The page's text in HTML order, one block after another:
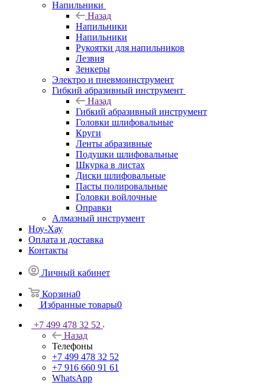
Напильники
Назад
Напильники
Напильники
Рукоятки для напильников
Лезвия
Зенкеры
Электро и пневмоинструмент
Гибкий абразивный инструмент
Назад
Гибкий абразивный инструмент
Головки шлифовальные
Круги
Ленты абразивные
Подушки шлифовальные
Шкурка в листах
Диски шлифовальные
Пасты полировальные
Головки войлочные
Оправки
Алмазный инструмент
Ноу-Хау
Оплата и доставка
Контакты
Личный кабинет
Корзина0
Избранные товары0
+7 499 478 32 52
Назад
Телефоны
+7 499 478 32 52
+7 916 660 91 61
WhatsApp